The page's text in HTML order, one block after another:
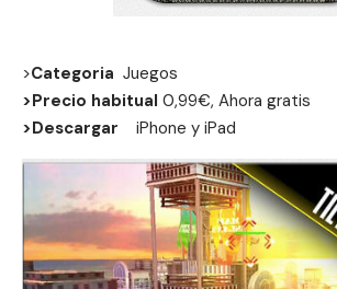
>Categoria Juegos
>Precio habitual 0,99€, Ahora gratis
>Descargar iPhone y iPad